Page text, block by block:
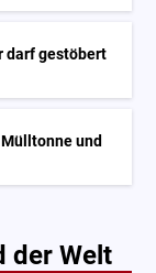
darf gestöbert
und
der Welt